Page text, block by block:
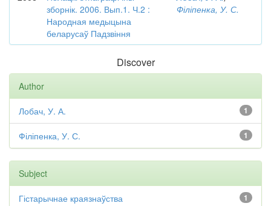
зборнік. 2006. Вып.1. Ч.2 :
Народная медыцына
беларусаў Падзвіння
Філіпенка, У. С.
Discover
Author
1
Лобач, У. А.
1
Філіпенка, У. С.
Subject
1
Гістарычнае краязнаўства